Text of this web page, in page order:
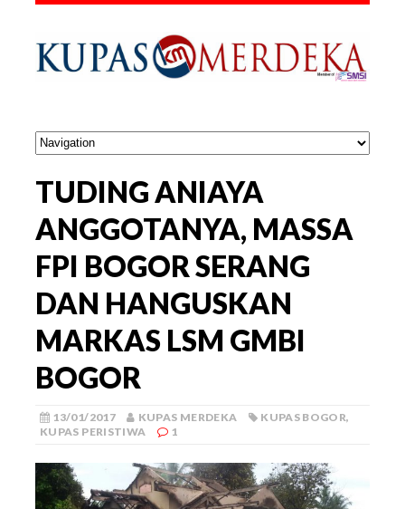
TUDING ANIAYA
ANGGOTANYA, MASSA
FPI BOGOR SERANG
DAN HANGUSKAN
MARKAS LSM GMBI
BOGOR
13/01/2017 KUPAS MERDEKA KUPAS BOGOR,
KUPAS PERISTIWA
1